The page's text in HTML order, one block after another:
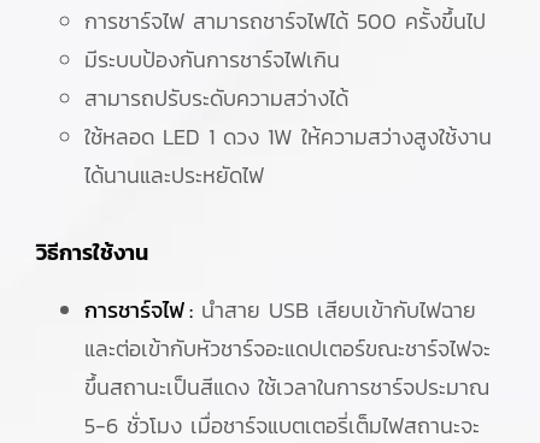
การชาร์จไฟ สามารถชาร์จไฟได้ 500 ครั้งขึ้นไป
มีระบบป้องกันการชาร์จไฟเกิน
สามารถปรับระดับความสว่างได้
ใช้หลอด LED 1 ดวง 1W ให้ความสว่างสูงใช้งาน
ได้นานและประหยัดไฟ
วิธีการใช้งาน
การชาร์จไฟ : นำสาย USB เสียบเข้ากับไฟฉาย
และต่อเข้ากับหัวชาร์จอะแดปเตอร์ขณะชาร์จไฟจะ
ขึ้นสถานะเป็นสีแดง ใช้เวลาในการชาร์จประมาณ
5-6 ชั่วโมง เมื่อชาร์จแบตเตอรี่เต็มไฟสถานะจะ